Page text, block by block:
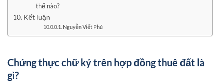
thế nào?
Kết luận
Nguyễn Viết Phú
Chứng thực chữ ký trên hợp đồng thuê đất là
gì?